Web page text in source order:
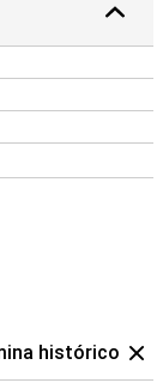
histórico